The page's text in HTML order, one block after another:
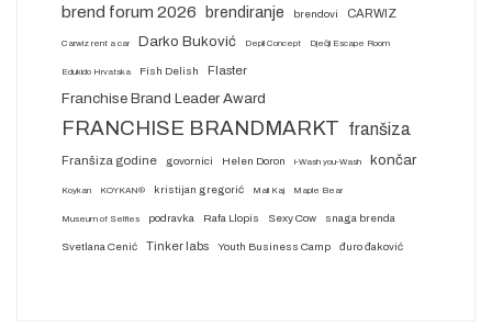
brend forum 2026 brendiranje brendovi CARWIZ
Carwiz rent a car Darko Buković Depil Concept Dječji Escape Room
Edukido Hrvatska Fish Delish Flaster
Franchise Brand Leader Award
FRANCHISE BRANDMARKT franšiza
Franšiza godine govornici Helen Doron i-Wash you-Wash končar
Koykan KOYKAN® kristijan gregorić Mali Kaj Maple Bear
Museum of Selfies podravka Rafa Llopis Sexy Cow snaga brenda
Svetlana Cenić Tinker labs Youth Business Camp đuro đaković